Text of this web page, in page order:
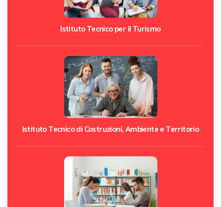
Istituto Tecnico per il Turismo
Istituto Tecnico di Costruzioni, Ambiente e Territorio